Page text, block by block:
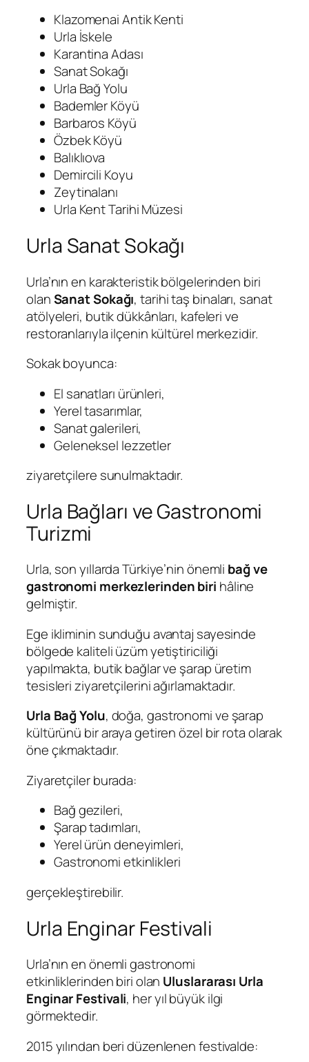
Klazomenai Antik Kenti
Urla İskele
Karantina Adası
Sanat Sokağı
Urla Bağ Yolu
Bademler Köyü
Barbaros Köyü
Özbek Köyü
Balıklıova
Demircili Koyu
Zeytinalanı
Urla Kent Tarihi Müzesi
Urla Sanat Sokağı
Urla’nın en karakteristik bölgelerinden biri
olanSanat Sokağı, tarihi taş binaları, sanat
atölyeleri, butik dükkânları, kafeleri ve
restoranlarıyla ilçenin kültürel merkezidir.
Sokak boyunca:
El sanatları ürünleri,
Yerel tasarımlar,
Sanat galerileri,
Geleneksel lezzetler
ziyaretçilere sunulmaktadır.
Urla Bağları ve Gastronomi
Turizmi
Urla, son yıllarda Türkiye’nin önemli bağ ve
gastronomi merkezlerinden biri hâline
gelmiştir.
Ege ikliminin sunduğu avantaj sayesinde
bölgede kaliteli üzüm yetiştiriciliği
yapılmakta, butik bağlar ve şarap üretim
tesisleri ziyaretçilerini ağırlamaktadır.
Urla Bağ Yolu, doğa, gastronomi ve şarap
kültürünü bir araya getiren özel bir rota olarak
öne çıkmaktadır.
Ziyaretçiler burada:
Bağ gezileri,
Şarap tadımları,
Yerel ürün deneyimleri,
Gastronomi etkinlikleri
gerçekleştirebilir.
Urla Enginar Festivali
Urla’nın en önemli gastronomi
etkinliklerinden biri olan Uluslararası Urla
Enginar Festivali, her yıl büyük ilgi
görmektedir.
2015 yılından beri düzenlenen festivalde: